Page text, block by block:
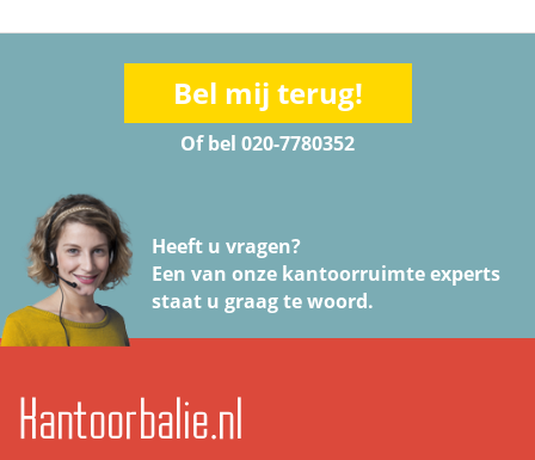
Bel mij terug!
Of bel 020-7780352
Heeft u vragen?
Een van onze kantoorruimte experts
staat u graag te woord.
Kantoorbalie.nl